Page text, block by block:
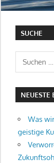
SUCHE
Suchen
nach:
NEUESTE
Was
geistige